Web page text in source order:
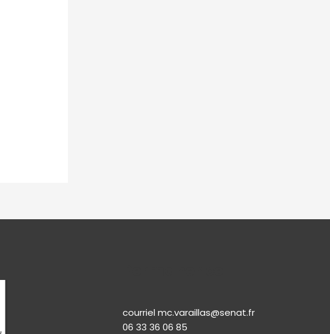
courriel mc.varaillas@senat.fr
06 33 36 06 85